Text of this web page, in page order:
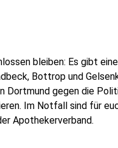
bleiben: Es gibt
Bottrop und
Dortmund gegen die
Im Notfall sind für
Apothekerverband.